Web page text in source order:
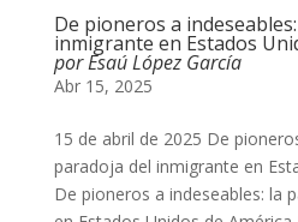
De pioneros a
inmigrante en Estados
por Esaú López García
Abr 15, 2025
15 de abril de 2025 De
paradoja del inmigrante en
De pioneros a indeseables: la